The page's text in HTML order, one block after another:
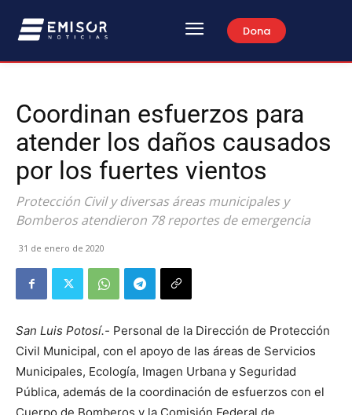
Dona
Coordinan esfuerzos para
atender los daños causados
por los fuertes vientos
Protección Civil y diversas áreas municipales y
Bomberos atendieron 78 reportes de emergencia
31 de enero de 2020
San Luis Potosí.- Personal de la Dirección de Protección
Civil Municipal, con el apoyo de las áreas de Servicios
Municipales, Ecología, Imagen Urbana y Seguridad
Pública, además de la coordinación de esfuerzos con el